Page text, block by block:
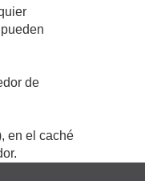
de
en el caché